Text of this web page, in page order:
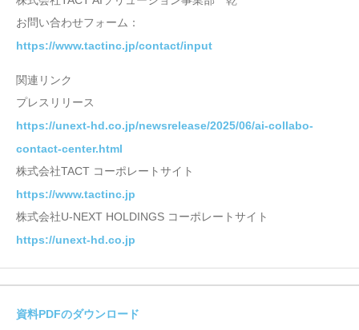
お問い合わせフォーム：
https://www.tactinc.jp/contact/input
関連リンク
プレスリリース
https://unext-hd.co.jp/newsrelease/2025/06/ai-collabo-
contact-center.html
株式会社TACT コーポレートサイト
https://www.tactinc.jp
株式会社U-NEXT HOLDINGS コーポレートサイト
https://unext-hd.co.jp
資料PDFのダウンロード